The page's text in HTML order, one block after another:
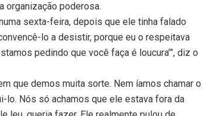
organização poderosa.
sexta-feira, depois que ele tinha falado
lo a desistir, porque eu o respeitava
pedindo que você faça é loucura’”, diz o
que demos muita sorte. Nem íamos chamar o
lo. Nós só achamos que ele estava fora da